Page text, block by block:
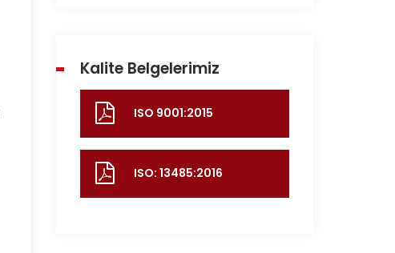
Kalite Belgelerimiz
ISO 9001:2015
ISO: 13485:2016